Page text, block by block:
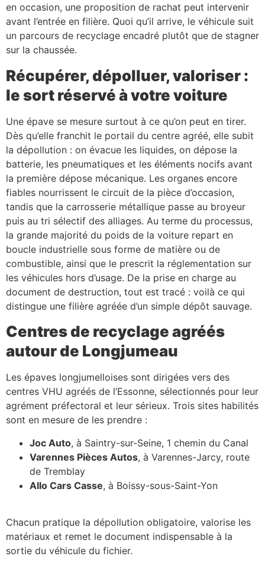
en occasion, une proposition de rachat peut intervenir
avant l’entrée en filière. Quoi qu’il arrive, le véhicule suit
un parcours de recyclage encadré plutôt que de stagner
sur la chaussée.
Récupérer, dépolluer, valoriser :
le sort réservé à votre voiture
Une épave se mesure surtout à ce qu’on peut en tirer.
Dès qu’elle franchit le portail du centre agréé, elle subit
la dépollution : on évacue les liquides, on dépose la
batterie, les pneumatiques et les éléments nocifs avant
la première dépose mécanique. Les organes encore
fiables nourrissent le circuit de la pièce d’occasion,
tandis que la carrosserie métallique passe au broyeur
puis au tri sélectif des alliages. Au terme du processus,
la grande majorité du poids de la voiture repart en
boucle industrielle sous forme de matière ou de
combustible, ainsi que le prescrit la réglementation sur
les véhicules hors d’usage. De la prise en charge au
document de destruction, tout est tracé : voilà ce qui
distingue une filière agréée d’un simple dépôt sauvage.
Centres de recyclage agréés
autour de Longjumeau
Les épaves longjumelloises sont dirigées vers des
centres VHU agréés de l’Essonne, sélectionnés pour leur
agrément préfectoral et leur sérieux. Trois sites habilités
sont en mesure de les prendre :
Joc Auto, à Saintry-sur-Seine, 1 chemin du Canal
Varennes Pièces Autos, à Varennes-Jarcy, route
de Tremblay
Allo Cars Casse, à Boissy-sous-Saint-Yon
Chacun pratique la dépollution obligatoire, valorise les
matériaux et remet le document indispensable à la
sortie du véhicule du fichier.